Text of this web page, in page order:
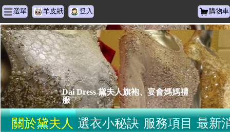
選單 羊皮紙 登入 購物車
Dai Dress 黛夫人旗袍、宴會媽媽禮
服
關於黛夫人 選衣小秘訣 服務項目 最新